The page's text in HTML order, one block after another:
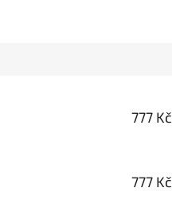
777 Kč
777 Kč